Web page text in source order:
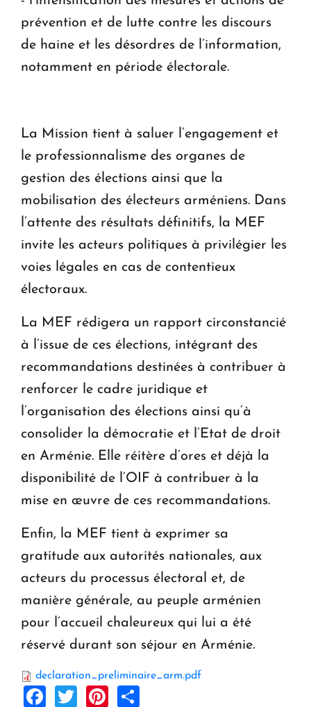
prévention et de lutte contre les discours
de haine et les désordres de l’information,
notamment en période électorale.
La Mission tient à saluer l’engagement et
le professionnalisme des organes de
gestion des élections ainsi que la
mobilisation des électeurs arméniens. Dans
l’attente des résultats définitifs, la MEF
invite les acteurs politiques à privilégier les
voies légales en cas de contentieux
électoraux.
La MEF rédigera un rapport circonstancié
à l’issue de ces élections, intégrant des
recommandations destinées à contribuer à
renforcer le cadre juridique et
l’organisation des élections ainsi qu’à
consolider la démocratie et l’Etat de droit
en Arménie. Elle réitère d’ores et déjà la
disponibilité de l’OIF à contribuer à la
mise en œuvre de ces recommandations.
Enfin, la MEF tient à exprimer sa
gratitude aux autorités nationales, aux
acteurs du processus électoral et, de
manière générale, au peuple arménien
pour l’accueil chaleureux qui lui a été
réservé durant son séjour en Arménie.
declaration_preliminaire_arm.pdf
Facebook
TwitterPinterest